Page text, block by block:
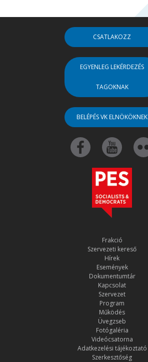
CSATLAKOZZ
EGYENLEG LEKÉRDEZÉS
TAGOKNAK
BELÉPÉS VK ELNÖKÖKNEK
Frakció
Szervezeti kereső
Hírek
Események
Dokumentumtár
Kapcsolat
Szervezet
Program
Működés
Üvegzseb
Fotógaléria
Videócsatorna
Adatkezelési tájékoztató
Szerkesztőség